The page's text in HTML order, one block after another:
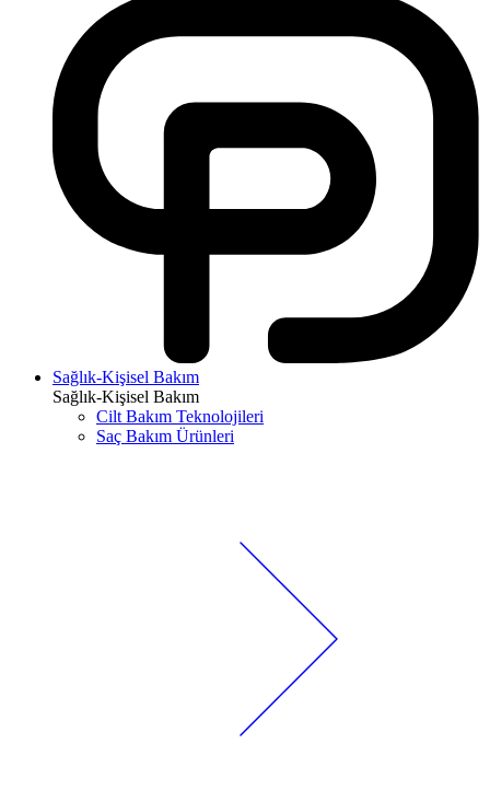
Sağlık-Kişisel Bakım
Sağlık-Kişisel Bakım
Cilt Bakım Teknolojileri
Saç Bakım Ürünleri